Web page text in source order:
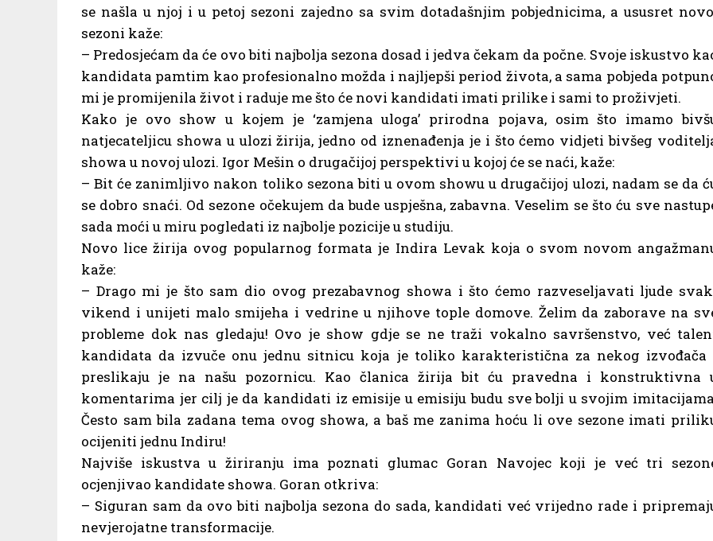
se našla u njoj i u petoj sezoni zajedno sa svim dotadašnjim pobjednicima, a ususret
sezoni kaže:
– Predosjećam da će ovo biti najbolja sezona dosad i jedva čekam da počne. Svoje iskustvo
kandidata pamtim kao profesionalno možda i najljepši period života, a sama pobjeda
mi je promijenila život i raduje me što će novi kandidati imati prilike i sami to proživjeti.
Kako je ovo show u kojem je ‘zamjena uloga’ prirodna pojava, osim što imamo
natjecateljicu showa u ulozi žirija, jedno od iznenađenja je i što ćemo vidjeti bivšeg
showa u novoj ulozi. Igor Mešin o drugačijoj perspektivi u kojoj će se naći, kaže:
– Bit će zanimljivo nakon toliko sezona biti u ovom showu u drugačijoj ulozi, nadam se da
se dobro snaći. Od sezone očekujem da bude uspješna, zabavna. Veselim se što ću sve
sada moći u miru pogledati iz najbolje pozicije u studiju.
Novo lice žirija ovog popularnog formata je Indira Levak koja o svom novom
kaže:
– Drago mi je što sam dio ovog prezabavnog showa i što ćemo razveseljavati ljude
vikend i unijeti malo smijeha i vedrine u njihove tople domove. Želim da zaborave na
probleme dok nas gledaju! Ovo je show gdje se ne traži vokalno savršenstvo, već
kandidata da izvuče onu jednu sitnicu koja je toliko karakteristična za nekog izvođača
preslikaju je na našu pozornicu. Kao članica žirija bit ću pravedna i konstruktivna
komentarima jer cilj je da kandidati iz emisije u emisiju budu sve bolji u svojim
Često sam bila zadana tema ovog showa, a baš me zanima hoću li ove sezone imati
ocijeniti jednu Indiru!
Najviše iskustva u žiriranju ima poznati glumac Goran Navojec koji je već tri
ocjenjivao kandidate showa. Goran otkriva:
– Siguran sam da ovo biti najbolja sezona do sada, kandidati već vrijedno rade i
nevjerojatne transformacije.